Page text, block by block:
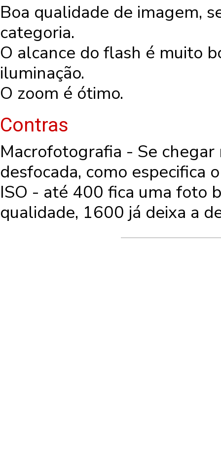
Boa qualidade de imagem,
categoria.
O alcance do flash é muito
iluminação.
O zoom é ótimo.
Contras
Macrofotografia - Se
desfocada, como especifica
ISO - até 400 fica uma foto
qualidade, 1600 já deixa a